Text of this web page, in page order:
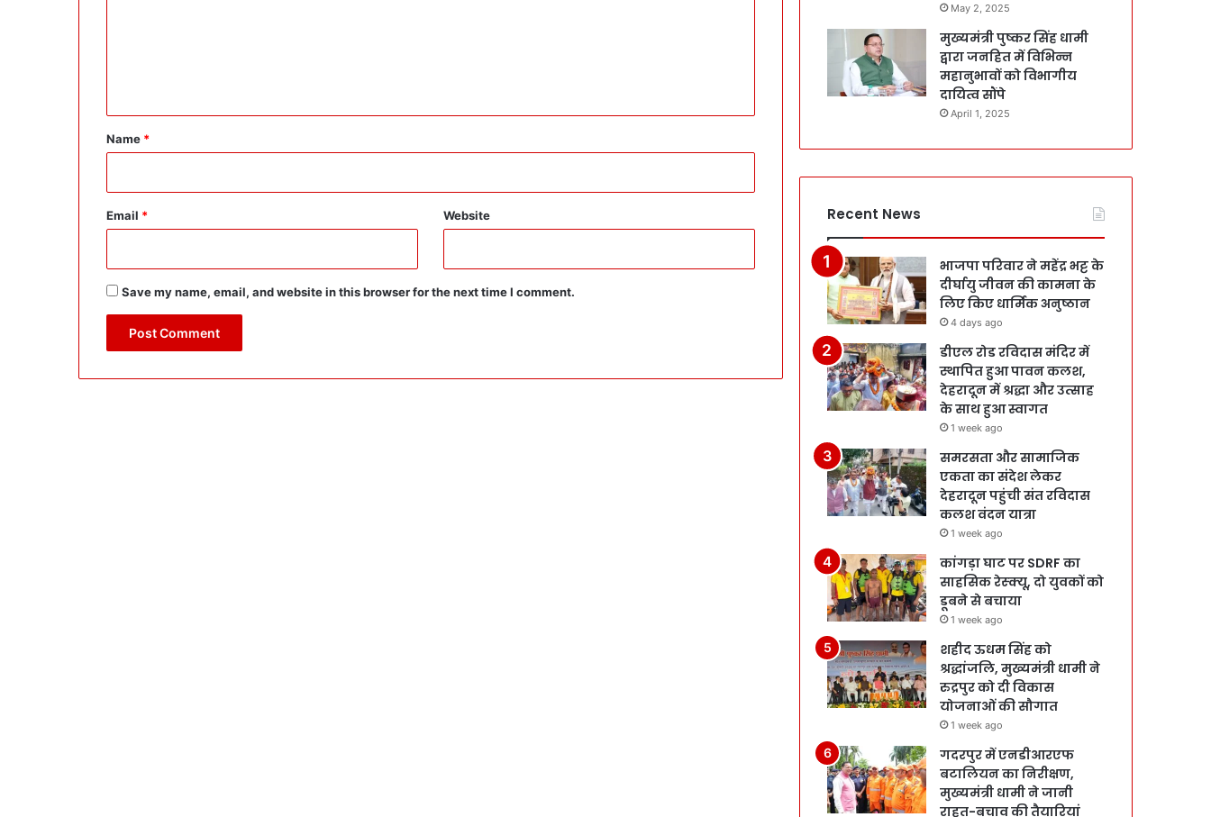
*
Name *
Email * Website
Save my name, email, and website in this browser for the next time I comment.
May 2, 2025
मुख्यमंत्री पुष्कर सिंह धामी
द्वारा जनहित में विभिन्न
महानुभावों को विभागीय
दायित्व सौंपे
April 1, 2025
Recent News
भाजपा परिवार ने महेंद्र भट्ट के
दीर्घायु जीवन की कामना के
लिए किए धार्मिक अनुष्ठान
4 days ago
डीएल रोड रविदास मंदिर में
स्थापित हुआ पावन कलश,
देहरादून में श्रद्धा और उत्साह
के साथ हुआ स्वागत
1 week ago
समरसता और सामाजिक
एकता का संदेश लेकर
देहरादून पहुंची संत रविदास
कलश वंदन यात्रा
1 week ago
कांगड़ा घाट पर SDRF का
साहसिक रेस्क्यू, दो युवकों को
डूबने से बचाया
1 week ago
शहीद ऊधम सिंह को
श्रद्धांजलि, मुख्यमंत्री धामी ने
रुद्रपुर को दी विकास
योजनाओं की सौगात
1 week ago
गदरपुर में एनडीआरएफ
बटालियन का निरीक्षण,
मुख्यमंत्री धामी ने जानी
राहत-बचाव की तैयारियां